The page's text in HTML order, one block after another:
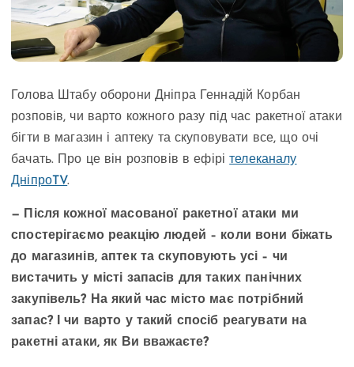
Голова Штабу оборони Дніпра Геннадій Корбан
розповів, чи варто кожного разу під час ракетної атаки
бігти в магазин і аптеку та скуповувати все, що очі
бачать. Про це він розповів в ефірітелеканалу
ДніпроTV.
— Після кожної масованої ракетної атаки ми
спостерігаємо реакцію людей – коли вони біжать
до магазинів, аптек та скуповують усі – чи
вистачить у місті запасів для таких панічних
закупівель? На який час місто має потрібний
запас? І чи варто у такий спосіб реагувати на
ракетні атаки, як Ви вважаєте?